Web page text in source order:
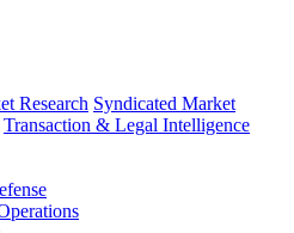
Research Syndicated Market
Transaction & Legal Intelligence